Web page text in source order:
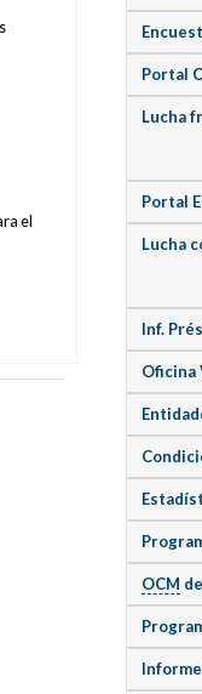
el
Portal
Lucha
Portal
Lucha
Inf.
Oficina
OCM